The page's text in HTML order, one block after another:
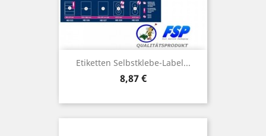
Etiketten Selbstklebe-Label...
Preis
8,87 €